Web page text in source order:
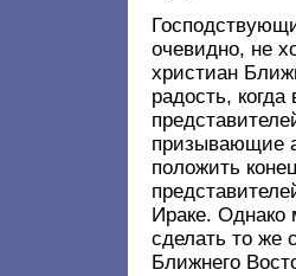
очевидно, не
христиан
радость,
призывающие
положить
Ираке.
сделать то же
Ближнего